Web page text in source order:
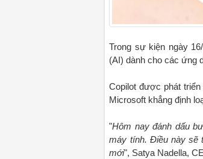
Trong sự kiện ngày
(AI) dành cho các ứng
Copilot được phát
Microsoft khẳng định
"Hôm nay đánh dấu
máy tính. Điều này sẽ
mới", Satya Nadella,